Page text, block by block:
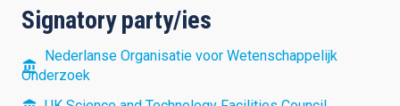
Signatory party/ies
Nederlanse Organisatie voor Wetenschappelijk
Onderzoek